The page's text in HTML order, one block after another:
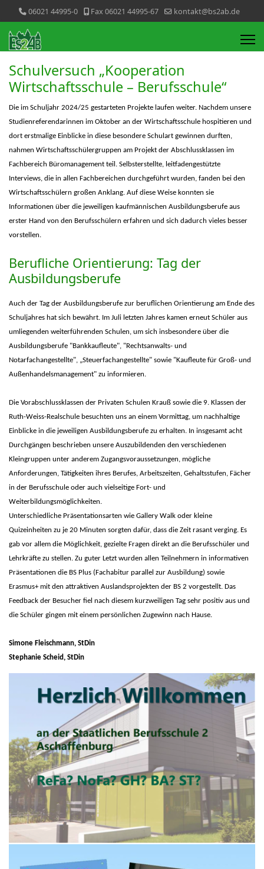
06021 44995-0 Fax 06021 44995-67 kontakt@bs2ab.de
Schulversuch „Kooperation
Wirtschaftsschule – Berufsschule“
Die im Schuljahr 2024/25 gestarteten Projekte laufen weiter. Nachdem unsere
Studienreferendarinnen im Oktober an der Wirtschaftsschule hospitieren und
dort erstmalige Einblicke in diese besondere Schulart gewinnen durften,
nahmen Wirtschaftsschülergruppen am Projekt der Abschlussklassen im
Fachbereich Büromanagement teil. Selbsterstellte, leitfadengestützte
Interviews, die in allen Fachbereichen durchgeführt wurden, fanden bei den
Wirtschaftsschülern großen Anklang. Auf diese Weise konnten sie
Informationen über die jeweiligen kaufmännischen Ausbildungsberufe aus
erster Hand von den Berufsschülern erfahren und sich dadurch vieles besser
vorstellen.
Berufliche Orientierung: Tag der
Ausbildungsberufe
Auch der Tag der Ausbildungsberufe zur beruflichen Orientierung am Ende des
Schuljahres hat sich bewährt. Im Juli letzten Jahres kamen erneut Schüler aus
umliegenden weiterführenden Schulen, um sich insbesondere über die
Ausbildungsberufe "Bankkaufleute", "Rechtsanwalts- und
Notarfachangestellte", „Steuerfachangestellte" sowie "Kaufleute für Groß- und
Außenhandelsmanagement" zu informieren.
Die Vorabschlussklassen der Privaten Schulen Krauß sowie die 9. Klassen der
Ruth-Weiss-Realschule besuchten uns an einem Vormittag, um nachhaltige
Einblicke in die jeweiligen Ausbildungsberufe zu erhalten. In insgesamt acht
Durchgängen beschrieben unsere Auszubildenden den verschiedenen
Kleingruppen unter anderem Zugangsvoraussetzungen, mögliche
Anforderungen, Tätigkeiten ihres Berufes, Arbeitszeiten, Gehaltsstufen, Fächer
in der Berufsschule oder auch vielseitige Fort- und
Weiterbildungsmöglichkeiten.
Unterschiedliche Präsentationsarten wie Gallery Walk oder kleine
Quizeinheiten zu je 20 Minuten sorgten dafür, dass die Zeit rasant verging. Es
gab vor allem die Möglichkeit, gezielte Fragen direkt an die Berufsschüler und
Lehrkräfte zu stellen. Zu guter Letzt wurden allen Teilnehmern in informativen
Präsentationen die BS Plus (Fachabitur parallel zur Ausbildung) sowie
Erasmus+ mit den attraktiven Auslandsprojekten der BS 2 vorgestellt. Das
Feedback der Besucher fiel nach diesem kurzweiligen Tag sehr positiv aus und
die Schüler gingen mit einem persönlichen Zugewinn nach Hause.
Simone Fleischmann, StDin
Stephanie Scheid, StDin